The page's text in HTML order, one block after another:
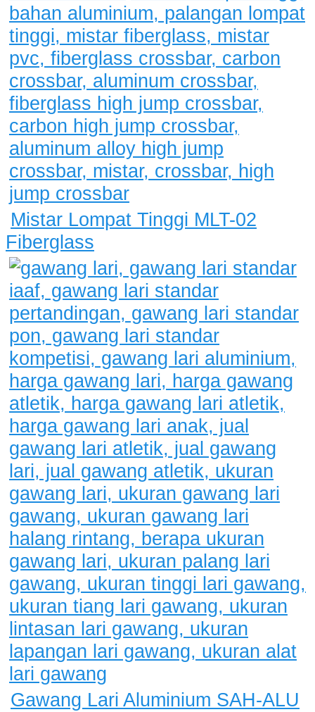
Mistar Lompat Tinggi MLT-02
Fiberglass
Gawang Lari Aluminium SAH-ALU